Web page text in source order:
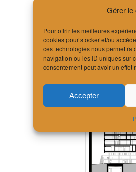
Gérer
Pour offrir les meilleures
cookies pour stocker et/ou
ces technologies nous permettra
navigation ou les ID uniques sur
consentement peut avoir un effet
Accepter